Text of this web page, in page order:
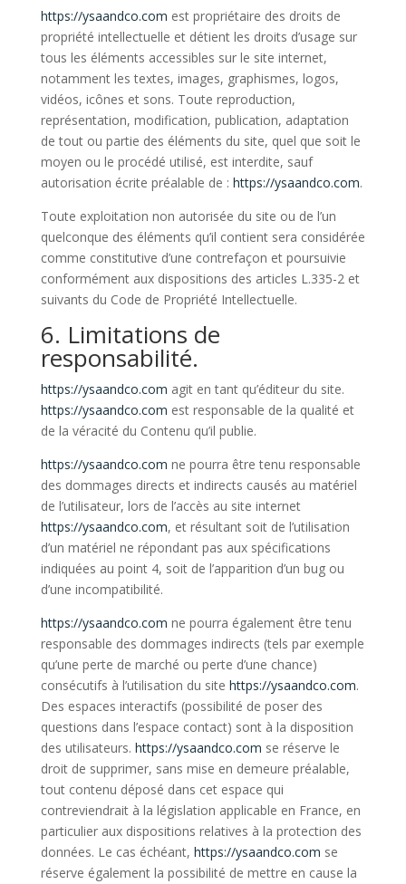
https://ysaandco.com est propriétaire des droits de
propriété intellectuelle et détient les droits d’usage sur
tous les éléments accessibles sur le site internet,
notamment les textes, images, graphismes, logos,
vidéos, icônes et sons. Toute reproduction,
représentation, modification, publication, adaptation
de tout ou partie des éléments du site, quel que soit le
moyen ou le procédé utilisé, est interdite, sauf
autorisation écrite préalable de : https://ysaandco.com.
Toute exploitation non autorisée du site ou de l’un
quelconque des éléments qu’il contient sera considérée
comme constitutive d’une contrefaçon et poursuivie
conformément aux dispositions des articles L.335-2 et
suivants du Code de Propriété Intellectuelle.
6. Limitations de
responsabilité.
https://ysaandco.com agit en tant qu’éditeur du site.
https://ysaandco.com est responsable de la qualité et
de la véracité du Contenu qu’il publie.
https://ysaandco.com ne pourra être tenu responsable
des dommages directs et indirects causés au matériel
de l’utilisateur, lors de l’accès au site internet
https://ysaandco.com, et résultant soit de l’utilisation
d’un matériel ne répondant pas aux spécifications
indiquées au point 4, soit de l’apparition d’un bug ou
d’une incompatibilité.
https://ysaandco.com ne pourra également être tenu
responsable des dommages indirects (tels par exemple
qu’une perte de marché ou perte d’une chance)
consécutifs à l’utilisation du site https://ysaandco.com.
Des espaces interactifs (possibilité de poser des
questions dans l’espace contact) sont à la disposition
des utilisateurs. https://ysaandco.com se réserve le
droit de supprimer, sans mise en demeure préalable,
tout contenu déposé dans cet espace qui
contreviendrait à la législation applicable en France, en
particulier aux dispositions relatives à la protection des
données. Le cas échéant, https://ysaandco.com se
réserve également la possibilité de mettre en cause la